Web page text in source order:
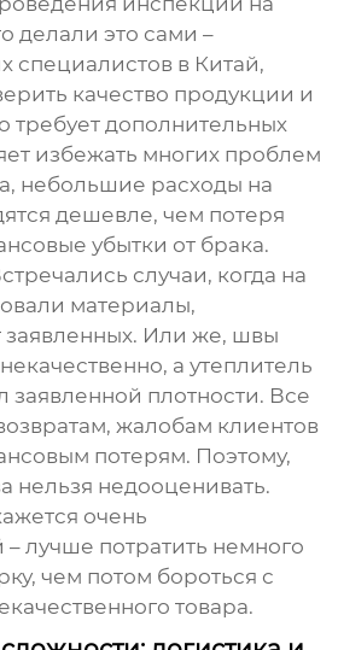
делали это сами –
специалистов в Китай,
качество продукции и
требует дополнительных
избежать многих проблем
небольшие расходы на
дешевле, чем потеря
убытки от брака.
случаи, когда на
материалы,
заявленных. Или же, швы
а утеплитель
заявленной плотности. Все
жалобам клиентов
потерям. Поэтому,
нельзя недооценивать.
очень
лучше потратить немного
чем потом бороться с
товара.